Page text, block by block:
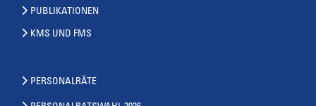
PUBLIKATIONEN
KMS UND FMS
PERSONALRÄTE